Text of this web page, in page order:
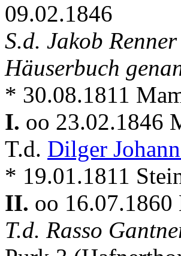
09.02.1846
S.d. Jakob
Häuserbuch
* 30.08.1811
I. oo 23.02.1846
T.d. Dilger Johann
* 19.01.1811
II. oo
T.d. Rasso